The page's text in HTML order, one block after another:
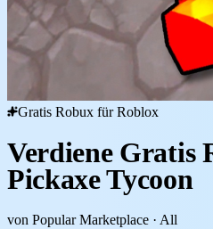
Gratis Robux für Roblox
Verdiene Gratis
Pickaxe Tycoon
von Popular Marketplace · All